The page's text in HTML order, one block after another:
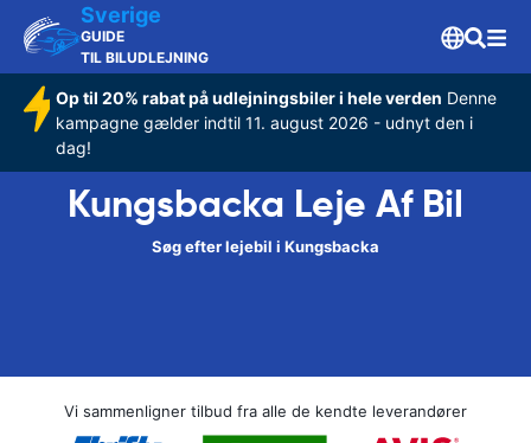
Sverige
GUIDE
TIL BILUDLEJNING
Op til 20% rabat på udlejningsbiler i hele verden Denne
kampagne gælder indtil 11. august 2026 - udnyt den i
dag!
Kungsbacka Leje Af Bil
Søg efter lejebil i Kungsbacka
Vi sammenligner tilbud fra alle de kendte leverandører